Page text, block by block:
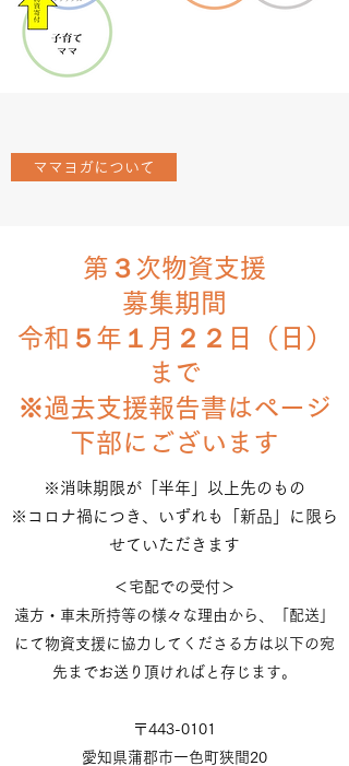
ママヨガについて
第３次物資支援​
募集期間
​令和５年１月２２日（日）
まで
​※過去支援報告書はページ
下部にございます
※消味期限が「半年」以上先のもの
※コロナ禍につき、いずれも「新品」に限ら
せていただきます
＜宅配での受付＞
遠方・車未所持等の様々な理由から、「配送」
にて物資支援に協力してくださる方は以下の宛
先までお送り頂ければと存じます。
〒443-0101
愛知県蒲郡市一色町狭間20